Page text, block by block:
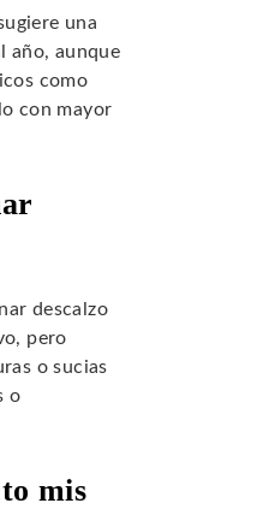
una
año, aunque
como
con mayor
descalzo
pero
o sucias
o
mis